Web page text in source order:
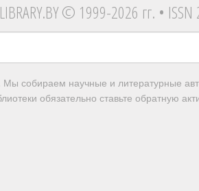
LIBRARY.BY © 1999-2026 гг. •
Мы собираем научные и литературные
обязательно ставьте обратную